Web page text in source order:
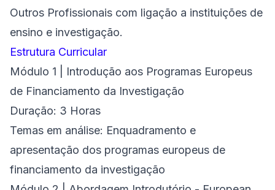
Outros Profissionais com ligação a instituições de
ensino e investigação.
Estrutura Curricular
Módulo 1 | Introdução aos Programas Europeus
de Financiamento da Investigação
Duração: 3 Horas
Temas em análise: Enquadramento e
apresentação dos programas europeus de
financiamento da investigação